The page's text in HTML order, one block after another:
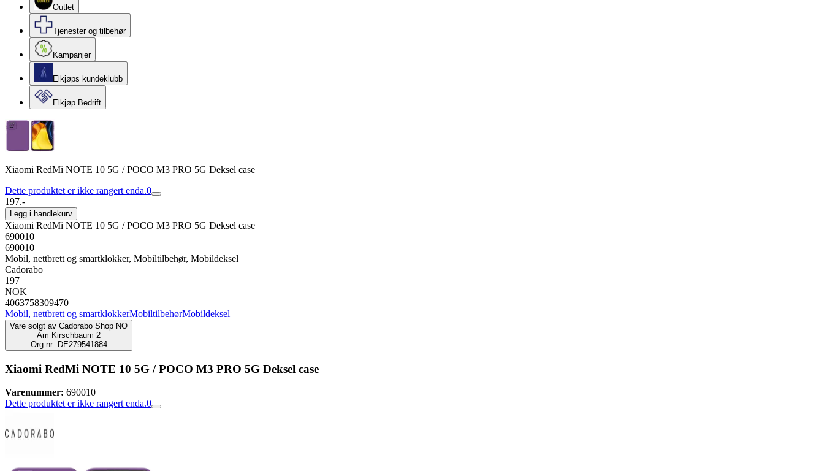
Outlet
Tjenester og tilbehør
Kampanjer
Elkjøps kundeklubb
Elkjøp Bedrift
Xiaomi RedMi NOTE 10 5G / POCO M3 PRO 5G Deksel case
Dette produktet er ikke rangert enda.0
197.-
Legg i handlekurv
Xiaomi RedMi NOTE 10 5G / POCO M3 PRO 5G Deksel case
690010
690010
Mobil, nettbrett og smartklokker, Mobiltilbehør, Mobildeksel
Cadorabo
197
NOK
4063758309470
Mobil, nettbrett og smartklokkerMobiltilbehørMobildeksel
Vare solgt av Cadorabo Shop NO
Am Kirschbaum 2
Org.nr: DE279541884
Xiaomi RedMi NOTE 10 5G / POCO M3 PRO 5G Deksel case
Varenummer: 690010
Dette produktet er ikke rangert enda.0